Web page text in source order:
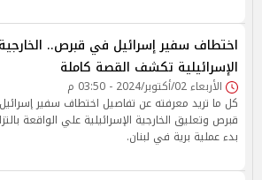
اختطاف سفير إسرائيل في قبرص.. الخارجية
الإسرائيلية تكشف القصة كاملة
الأربعاء 02/أكتوبر/2024 - 03:50 م
كل ما تريد معرفته عن تفاصيل اختطاف سفير
قبرص وتعليق الخارجية الإسرائيلية علي الواقعة
بدء عملية برية في لبنان.